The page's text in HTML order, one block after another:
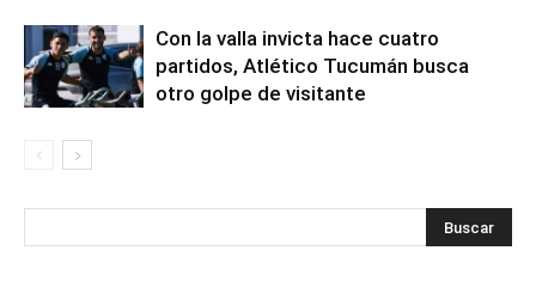
Con la valla invicta hace cuatro
partidos, Atlético Tucumán busca
otro golpe de visitante